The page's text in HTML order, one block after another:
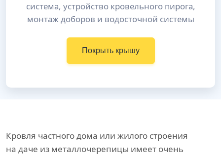
система, устройство кровельного пирога,
монтаж доборов и водосточной системы
Покрыть крышу
Кровля частного дома или жилого строения
на даче из металлочерепицы имеет очень